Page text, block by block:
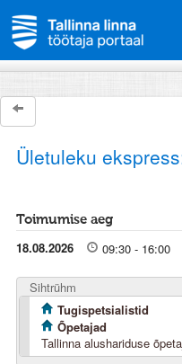
Ületuleku
Toimumise aeg
18.08.2026 09:30 - 16:00
Sihtrühm
Tugispetsialistid
Õpetajad
Tallinna alushariduse